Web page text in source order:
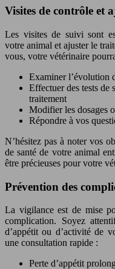
Visites de contrôle et
Les visites de suivi sont
votre animal et ajuster le
vous, votre vétérinaire
Examiner l’évolution
Effectuer des tests
traitement
Modifier les dosages
Répondre à vos
N’hésitez pas à noter vos
de santé de votre animal
être précieuses pour votre
Prévention des
La vigilance est de mise
complication. Soyez
d’appétit ou d’activité de
une consultation rapide :
Perte d’appétit